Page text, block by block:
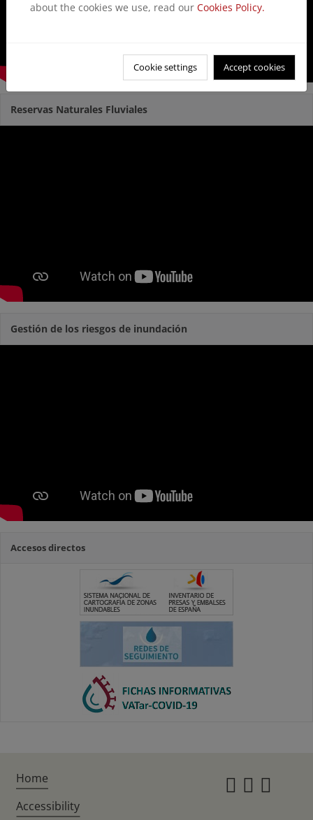
Reservas Naturales Fluviales
Gestión de los riesgos de inundación
Accesos directos
about the cookies we use, read our Cookies Policy.
Cookie settings Accept cookies
Home
Accessibility